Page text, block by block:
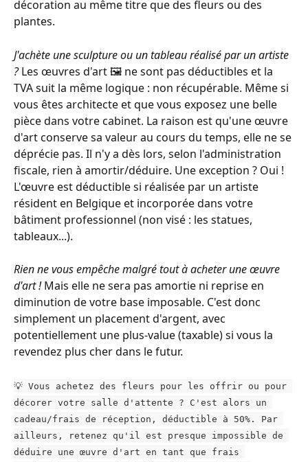
décoration au même titre que des fleurs ou des
plantes.
J'achète une sculpture ou un tableau réalisé par un artiste
? Les œuvres d'art 🖼️ ne sont pas déductibles et la
TVA suit la même logique : non récupérable. Même si
vous êtes architecte et que vous exposez une belle
pièce dans votre cabinet. La raison est qu'une œuvre
d'art conserve sa valeur au cours du temps, elle ne se
déprécie pas. Il n'y a dès lors, selon l'administration
fiscale, rien à amortir/déduire. Une exception ? Oui !
L'œuvre est déductible si réalisée par un artiste
résident en Belgique et incorporée dans votre
bâtiment professionnel (non visé : les statues,
tableaux...).
Rien ne vous empêche malgré tout à acheter une œuvre
d'art ! Mais elle ne sera pas amortie ni reprise en
diminution de votre base imposable. C'est donc
simplement un placement d'argent, avec
potentiellement une plus-value (taxable) si vous la
revendez plus cher dans le futur.
💡 Vous achetez des fleurs pour les offrir ou pour
décorer votre salle d'attente ? C'est alors un
cadeau/frais de réception, déductible à 50%. Par
ailleurs, retenez qu'il est presque impossible de
déduire une œuvre d'art en tant que frais